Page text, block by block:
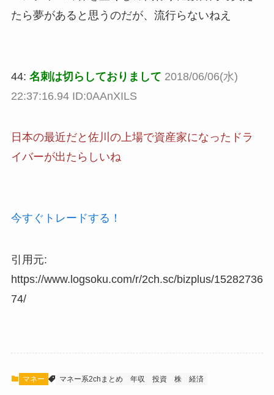
たら夢があると思うのだが、流行らないねえ
44: 名刺は切らしておりまして 2018/06/06(水)
22:37:16.94 ID:0AAnXILS
日本の最近だと佐川の上場で資産家になったドラ
イバーが出たらしいね
今すぐトレードする！
引用元:
https://www.logsoku.com/r/2ch.sc/bizplus/15282736
74/
マネー マネー系2chまとめ 年収 投資 株 経済